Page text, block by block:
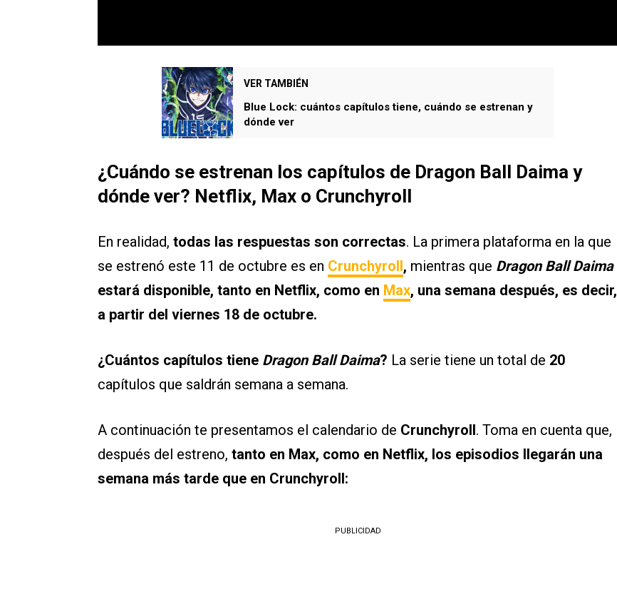
VER TAMBIÉN
Blue Lock: cuántos capítulos tiene, cuándo se estrenan y
dónde ver
¿Cuándo se estrenan los capítulos de Dragon Ball Daima y
dónde ver? Netflix, Max o Crunchyroll
En realidad, todas las respuestas son correctas. La primera plataforma en la que
se estrenó este 11 de octubre es en Crunchyroll, mientras que Dragon Ball Daima
estará disponible, tanto en Netflix, como en Max, una semana después, es decir,
a partir del viernes 18 de octubre.
¿Cuántos capítulos tiene Dragon Ball Daima? La serie tiene un total de 20
capítulos que saldrán semana a semana.
A continuación te presentamos el calendario de Crunchyroll. Toma en cuenta que,
después del estreno, tanto en Max, como en Netflix, los episodios llegarán una
semana más tarde que en Crunchyroll:
PUBLICIDAD